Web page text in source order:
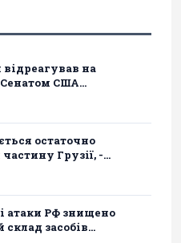
на
США...
остаточно
Грузії, -...
атаки РФ знищено
засобів...